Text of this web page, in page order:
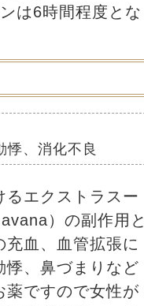
は6時間程度とな
悸、消化不良
るエクストラスー
）の副作用
充血、血管拡張に
悸、鼻づまりなど
薬ですので女性が